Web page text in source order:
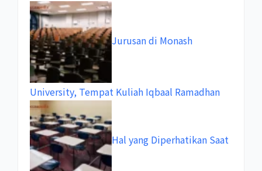
Jurusan di Monash
University, Tempat Kuliah Iqbaal Ramadhan
Hal yang Diperhatikan Saat